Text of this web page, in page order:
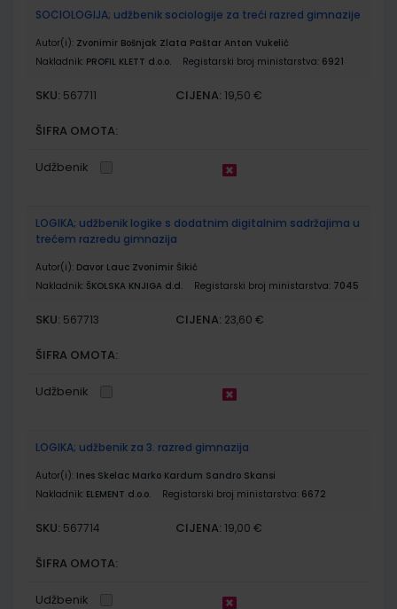
SOCIOLOGIJA; udžbenik sociologije za treći razred gimnazije
Autor(i): Zvonimir Bošnjak Zlata Paštar Anton Vukelić
Nakladnik: PROFIL KLETT d.o.o. Registarski broj ministarstva: 6921
SKU: 567711 CIJENA: 19,50 €
ŠIFRA OMOTA:
Udžbenik
LOGIKA; udžbenik logike s dodatnim digitalnim sadržajima u
trećem razredu gimnazija
Autor(i): Davor Lauc Zvonimir Šikić
Nakladnik: ŠKOLSKA KNJIGA d.d. Registarski broj ministarstva: 7045
SKU: 567713 CIJENA: 23,60 €
ŠIFRA OMOTA:
Udžbenik
LOGIKA; udžbenik za 3. razred gimnazija
Autor(i): Ines Skelac Marko Kardum Sandro Skansi
Nakladnik: ELEMENT d.o.o. Registarski broj ministarstva: 6672
SKU: 567714 CIJENA: 19,00 €
ŠIFRA OMOTA:
Udžbenik